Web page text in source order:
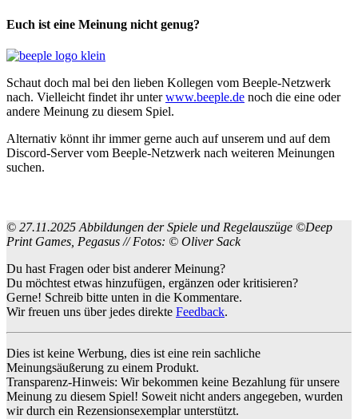
Euch ist eine Meinung nicht genug?
Schaut doch mal bei den lieben Kollegen vom Beeple-Netzwerk
nach. Vielleicht findet ihr unterwww.beeple.de noch die eine oder
andere Meinung zu diesem Spiel.
Alternativ könnt ihr immer gerne auch auf unserem und auf dem
Discord-Server vom Beeple-Netzwerk nach weiteren Meinungen
suchen.
© 27.11.2025 Abbildungen der Spiele und Regelauszüge ©Deep
Print Games, Pegasus // Fotos: © Oliver Sack
Du hast Fragen oder bist anderer Meinung?
Du möchtest etwas hinzufügen, ergänzen oder kritisieren?
Gerne! Schreib bitte unten in die Kommentare.
Wir freuen uns über jedes direkte Feedback.
Dies ist keine Werbung, dies ist eine rein sachliche
Meinungsäußerung zu einem Produkt.
Transparenz-Hinweis: Wir bekommen keine Bezahlung für unsere
Meinung zu diesem Spiel! Soweit nicht anders angegeben, wurden
wir durch ein Rezensionsexemplar unterstützt.